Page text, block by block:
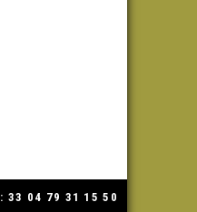
33 04 79 31 15 50